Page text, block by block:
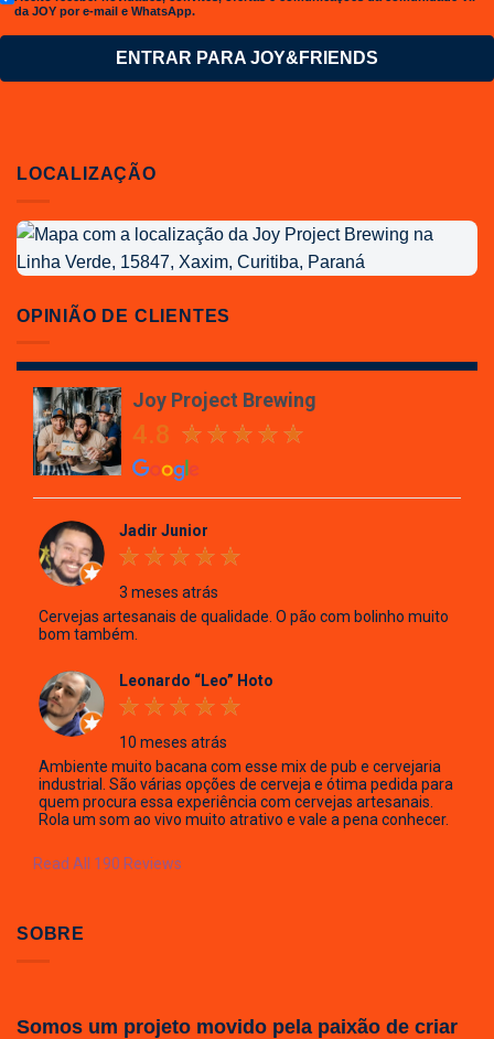
da JOY por e-mail e WhatsApp.
ENTRAR PARA JOY&FRIENDS
LOCALIZAÇÃO
Localização
da
Project
Brewing
OPINIÃO DE CLIENTES
Joy Project Brewing
4.8
Jadir Junior
3 meses atrás
Cervejas artesanais de qualidade. O pão com bolinho muito
bom também.
Leonardo “Leo” Hoto
10 meses atrás
Ambiente muito bacana com esse mix de pub e cervejaria
industrial. São várias opções de cerveja e ótima pedida para
quem procura essa experiência com cervejas artesanais.
Rola um som ao vivo muito atrativo e vale a pena conhecer.
Read All 190 Reviews
SOBRE
Somos um projeto movido pela paixão de criar